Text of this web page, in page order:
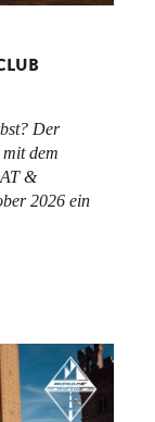
Der
dem
&
2026 ein